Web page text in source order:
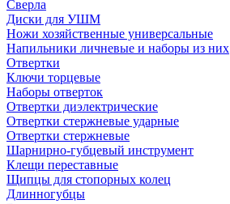
Сверла
Диски для УШМ
Ножи хозяйственные универсальные
Напильники личневые и наборы из них
Отвертки
Ключи торцевые
Наборы отверток
Отвертки диэлектрические
Отвертки стержневые ударные
Отвертки стержневые
Шарнирно-губцевый инструмент
Клещи переставные
Щипцы для стопорных колец
Длинногубцы